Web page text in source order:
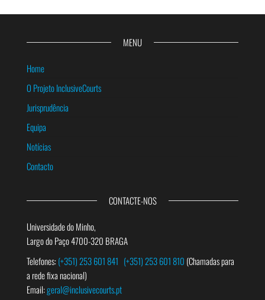
MENU
Home
O Projeto InclusiveCourts
Jurisprudência
Equipa
Notícias
Contacto
CONTACTE-NOS
Universidade do Minho,
Largo do Paço 4700-320 BRAGA
Telefones:(+351) 253 601 841 (+351) 253 601 810 (Chamadas para
a rede fixa nacional)
Email:geral@inclusivecourts.pt